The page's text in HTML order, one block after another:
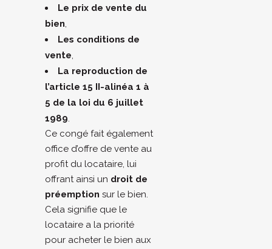
Le prix de vente du
bien,
Les conditions de
vente,
La reproduction de
l’article 15 II-alinéa 1 à
5 de la loi du 6 juillet
1989.
Ce congé fait également
office d’offre de vente au
profit du locataire, lui
offrant ainsi un droit de
préemption sur le bien.
Cela signifie que le
locataire a la priorité
pour acheter le bien aux